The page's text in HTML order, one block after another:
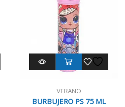
VERANO
BURBUJERO PS 75 ML